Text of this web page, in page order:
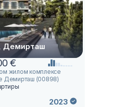
Демирташ
€
жилом комплексе
Демирташ (00898)
2023